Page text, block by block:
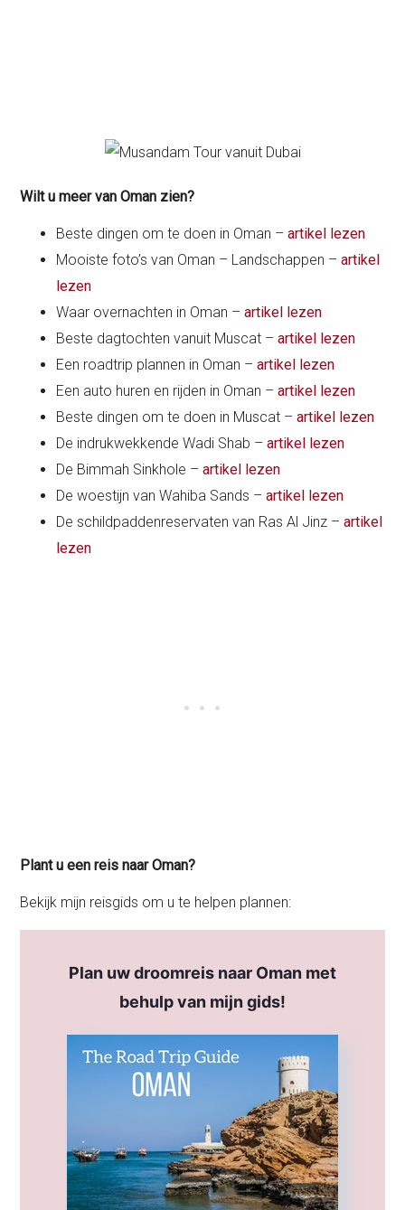
Wilt u meer van Oman zien?
Beste dingen om te doen in Oman –artikel lezen
Mooiste foto’s van Oman – Landschappen –artikel
lezen
Waar overnachten in Oman –artikel lezen
Beste dagtochten vanuit Muscat –artikel lezen
Een roadtrip plannen in Oman –artikel lezen
Een auto huren en rijden in Oman –artikel lezen
Beste dingen om te doen in Muscat –artikel lezen
De indrukwekkende Wadi Shab –artikel lezen
De Bimmah Sinkhole –artikel lezen
De woestijn van Wahiba Sands –artikel lezen
De schildpaddenreservaten van Ras Al Jinz –artikel
lezen
Plant u een reis naar Oman?
Bekijk mijn reisgids om u te helpen plannen:
Plan uw droomreis naar Oman met
behulp van mijn gids!